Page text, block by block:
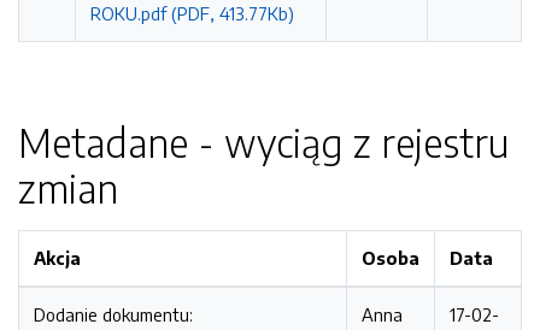
ROKU.pdf (PDF, 413.77Kb)
Metadane - wyciąg z rejestru
zmian
Akcja Osoba Data
Dodanie dokumentu:
Anna
17-02-